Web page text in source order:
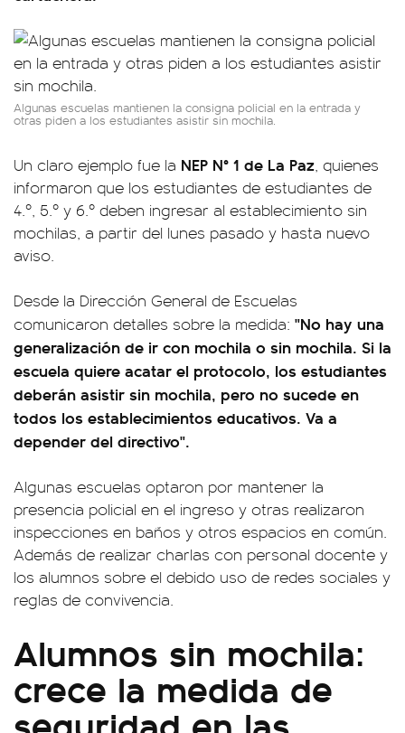
Algunas escuelas mantienen la consigna policial en la entrada y
otras piden a los estudiantes asistir sin mochila.
Un claro ejemplo fue la NEP N° 1 de La Paz, quienes
informaron que los estudiantes de estudiantes de
4.º, 5.º y 6.º deben ingresar al establecimiento sin
mochilas, a partir del lunes pasado y hasta nuevo
aviso.
Desde la Dirección General de Escuelas
comunicaron detalles sobre la medida: "No hay una
generalización de ir con mochila o sin mochila. Si la
escuela quiere acatar el protocolo, los estudiantes
deberán asistir sin mochila, pero no sucede en
todos los establecimientos educativos. Va a
depender del directivo".
Algunas escuelas optaron por mantener la
presencia policial en el ingreso y otras realizaron
inspecciones en baños y otros espacios en común.
Además de realizar charlas con personal docente y
los alumnos sobre el debido uso de redes sociales y
reglas de convivencia.
Alumnos sin mochila:
crece la medida de